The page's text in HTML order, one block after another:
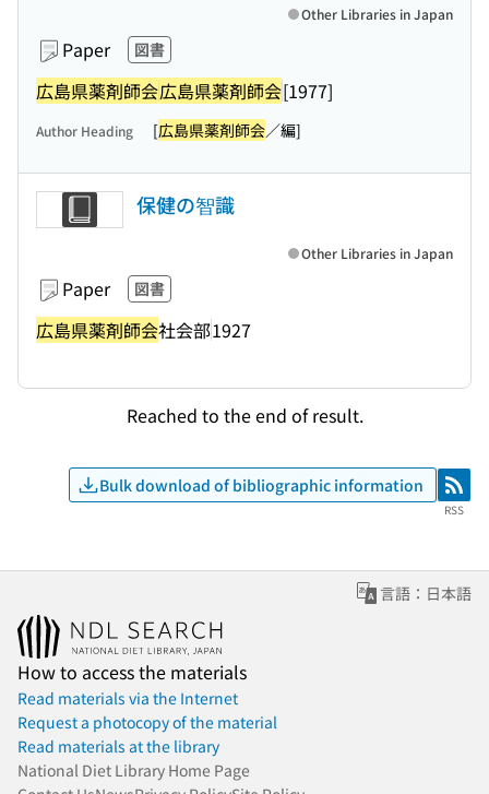
Paper 図書
広島県薬剤師会広島県薬剤師会[1977]
Other Libraries in Japan
Author Heading [広島県薬剤師会／編]
保健の智識
Paper 図書
広島県薬剤師会社会部1927
Other Libraries in Japan
Reached to the end of result.
Bulk download of bibliographic information RSS
RSS
言語：日本語
How to access the materials
Read materials via the Internet
Request a photocopy of the material
Read materials at the library
National Diet Library Home Page